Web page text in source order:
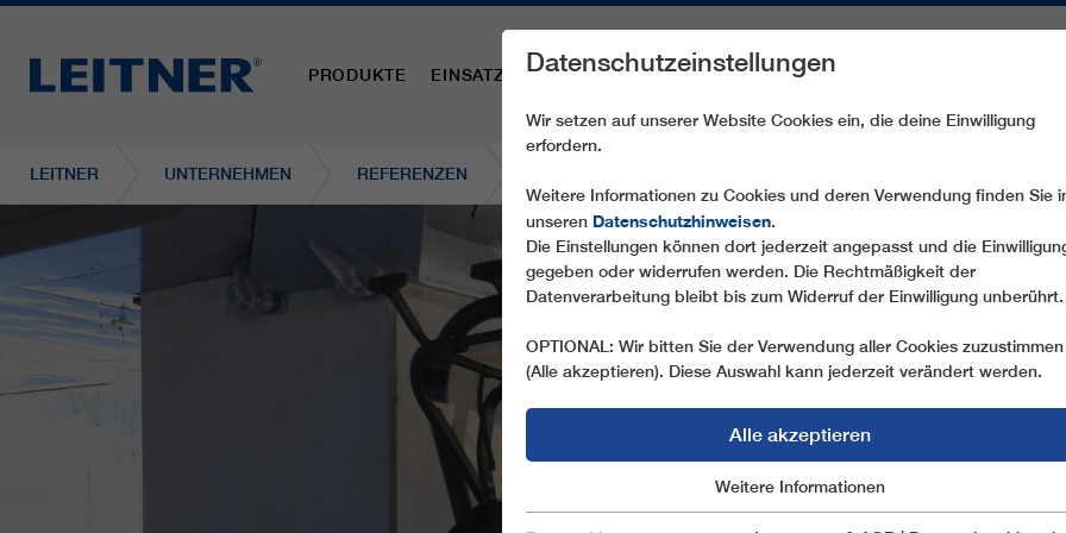
PRODUKTE EINSATZBEREICHE ERSATZTEILE SERVICE
LEITNER UNTERNEHMEN REFERENZEN
Datenschutzeinstellungen
Wir setzen auf unserer Website Cookies ein, die deine Einwilligung
erfordern.
Weitere Informationen zu Cookies und deren Verwendung finden Sie
unseren Datenschutzhinweisen.
Die Einstellungen können dort jederzeit angepasst und die
gegeben oder widerrufen werden. Die Rechtmäßigkeit der
Datenverarbeitung bleibt bis zum Widerruf der Einwilligung unberührt.
OPTIONAL: Wir bitten Sie der Verwendung aller Cookies zuzustimmen
(Alle akzeptieren). Diese Auswahl kann jederzeit verändert werden.
Alle akzeptieren
Marketing
Weitere Informationen